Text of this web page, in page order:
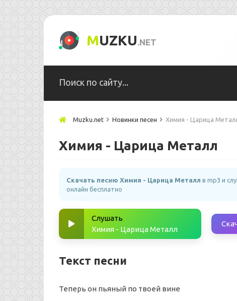
MUZKU.NET
Muzku.net Новинки песен Химия - Царица
Химия - Царица Металл
Скачать песню Химия - Царица Металл в mp3 и
онлайн бесплатно
Слушать
Химия - Царица Металл
Текст песни
Теперь он пьяный по твоей вине